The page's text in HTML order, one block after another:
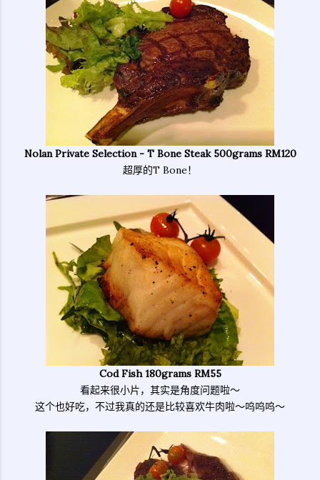
Nolan Private Selection - T Bone Steak 500grams RM120
超厚的T Bone！
Cod Fish 180grams RM55
看起来很小片，其实是角度问题啦～
这个也好吃，不过我真的还是比较喜欢牛肉啦～呜呜呜～